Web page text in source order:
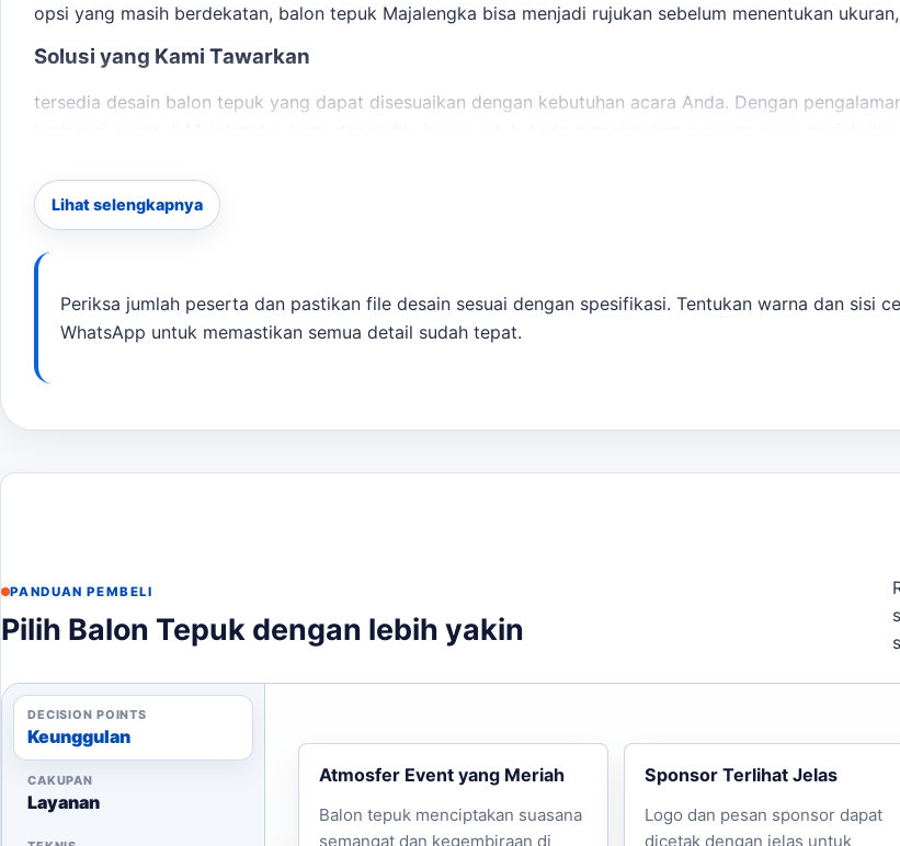
opsi yang masih berdekatan, balon tepuk Majalengka bisa menjadi rujukan sebelum menentukan
Solusi yang Kami Tawarkan
tersedia desain balon tepuk yang dapat disesuaikan dengan kebutuhan acara Anda. Dengan
desain, dan jadwal.
Detail Pemesanan
berdekatan,balon tepuk dengan logo Majalengkabisa menjadi rujukan sebelum menentukan ukuran,
Lihat selengkapnya
Periksa jumlah peserta dan pastikan file desain sesuai dengan spesifikasi. Tentukan warna dan sisi
WhatsApp untuk memastikan semua detail sudah tepat.
PANDUAN PEMBELI
Pilih Balon Tepuk dengan lebih yakin
DECISION POINTS
Keunggulan
CAKUPAN
Layanan
Atmosfer Event yang Meriah
Balon tepuk menciptakan suasana
semangat dan kegembiraan di
Sponsor Terlihat Jelas
Logo dan pesan sponsor dapat
dicetak dengan jelas untuk